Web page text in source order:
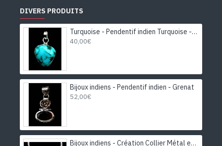
DIVERS PRODUITS
Turquoise - Pendentif indien Turquoise - Bijoux Inde
40,00€
Bijoux indiens - Pendentif indien - Grenat
52,00€
Bijoux indiens - Création Collier Métal et Pierre de Lune